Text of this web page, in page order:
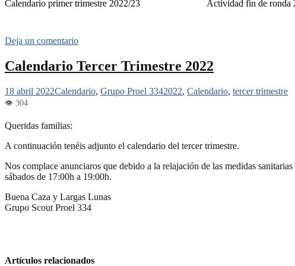
Calendario primer trimestre 2022/23 Actividad fin de ronda
Deja un comentario
Calendario Tercer Trimestre 2022
18 abril 2022Calendario, Grupo Proel 3342022, Calendario, tercer trimestre
Queridas familias:
A continuación tenéis adjunto el calendario del tercer trimestre.
Nos complace anunciaros que debido a la relajación de las medidas
sábados de 17:00h a 19:00h.
Buena Caza y Largas Lunas
Grupo Scout Proel 334
Artículos relacionados